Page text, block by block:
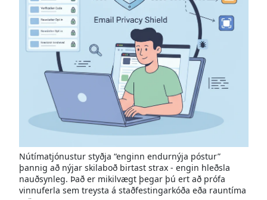
Nútímatjónustur styðja “enginn endurnýja póstur”
þannig að nýjar skilaboð birtast strax - engin hleðsla
nauðsynleg. Það er mikilvægt þegar þú ert að prófa
vinnuferla sem treysta á staðfestingarkóða eða rauntíma